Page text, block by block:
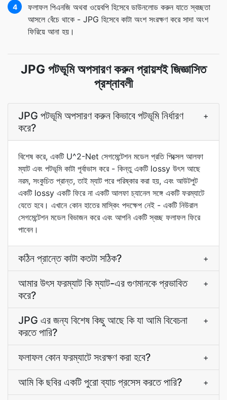
4
ফলাফল পিএনজি অথবা ওয়েবপি হিসেবে ডাউনলোড করুন যাতে স্বচ্ছতা
আসলে বেঁচে থাকে - JPG হিসেবে কাটা অংশ সংরক্ষণ করে সাদা অংশ
ফিরিয়ে আনা হয়।
JPG পটভূমি অপসারণ করুন প্রায়শই জিজ্ঞাসিত
প্রশ্নাবলী
JPG পটভূমি অপসারণ করুন কিভাবে পটভূমি নির্ধারণ
করে?
+
বিশেষ করে, একটি U^2-Net সেগমেন্টেশন মডেল প্রতি পিক্সেল আলফা
ম্যাট এবং পটভূমি কাটা পূর্বাভাস করে - কিন্তু একটি lossy উৎস আছে
নরম, সংকুচিত প্রান্ত, তাই ম্যাট পরে পরিষ্কার করা হয়, এবং আউটপুট
একটি lossy একটি ফিরে না একটি আলফা চ্যানেল সঙ্গে একটি ফরম্যাটে
যেতে হবে। এখানে কোন হাতের মাস্কিং পদক্ষেপ নেই - একটি নিউরাল
সেগমেন্টেশন মডেল বিভাজন করে এবং আপনি একটি স্বচ্ছ ফলাফল ফিরে
পাবেন।
কঠিন প্রান্তে কাটা কতটা সঠিক? +
আমার উৎস ফরম্যাট কি ম্যাট-এর গুণমানকে প্রভাবিত
করে?
+
JPG এর জন্য বিশেষ কিছু আছে কি যা আমি বিবেচনা
করতে পারি?
+
ফলাফল কোন ফরম্যাটে সংরক্ষণ করা হবে? +
আমি কি ছবির একটি পুরো ব্যাচ প্রসেস করতে পারি? +